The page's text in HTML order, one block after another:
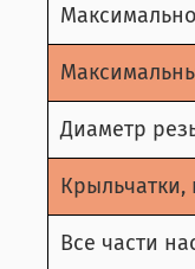
Диаметр
Все части